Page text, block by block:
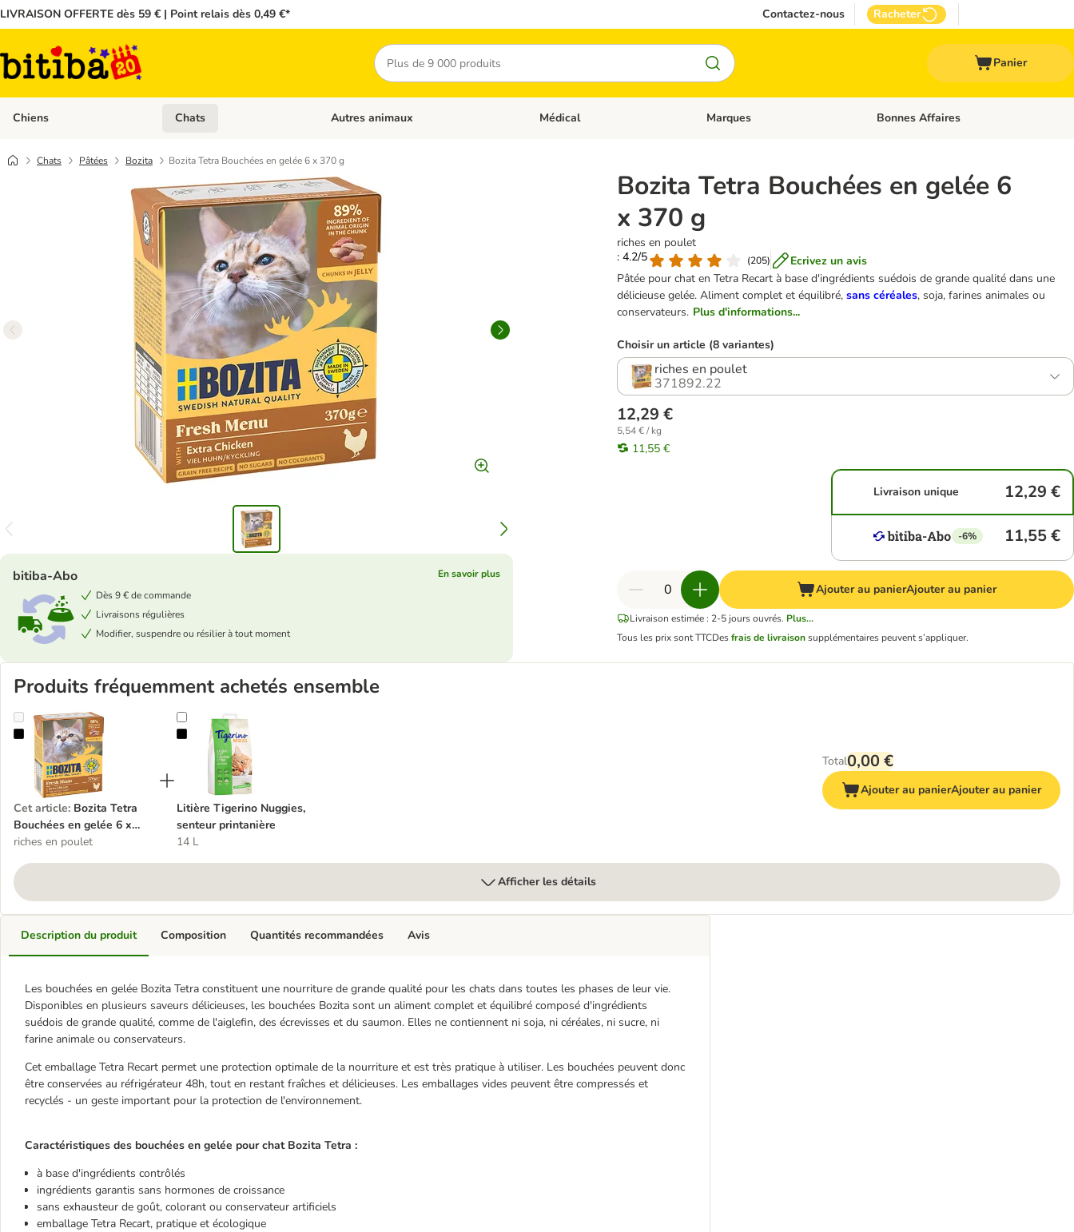
LIVRAISON OFFERTE dès 59 € | Point relais dès 0,49 €* Contactez-nous Racheter
Rechercher
Panier
Chiens Dérouler les catégories: Chiens
Chats Dérouler les catégories: Chats
Autres animaux Dérouler les catégories: Autres animaux
Médical Dérouler les catégories: Médical
Marques Dérouler les catégories: Marques
Bonnes Affaires
Chats Pâtées Bozita Bozita Tetra Bouchées en gelée 6 x 370 g
Bozita Tetra Bouchées en gelée 6
x 370 g
riches en poulet
: 4.2/5
(205)
Ecrivez un avis
Pâtée pour chat en Tetra Recart à base d'ingrédients suédois de grande qualité dans une
délicieuse gelée. Aliment complet et équilibré,sans céréales, soja, farines animales ou
conservateurs. Plus d'informations...
bitiba-Abo
En savoir plus
Dès 9 € de commande
Livraisons régulières
Modifier, suspendre ou résilier à tout moment
Choisir un article (8 variantes)
riches en poulet
371892.22
12,29 €
5,54 € / kg
11,55 €
Livraison unique 12,29 €
-6% 11,55 €
Ajouter au panierAjouter au panier
Livraison estimée : 2-5 jours ouvrés. Plus...
Tous les prix sont TTCDesfrais de livraisonsupplémentaires peuvent s’appliquer.
Produits fréquemment achetés ensemble
Bozita Tetra Bouchées en gelée 6 x 370 g
Cet article: Bozita Tetra
Bouchées en gelée 6 x
370 g
riches en poulet
Litière Tigerino Nuggies, senteur printanière
Litière Tigerino Nuggies,
senteur printanière
14 L
Total0,00 €
Ajouter au panierAjouter au panier
Afficher les détails
Description du produit
Les bouchées en gelée Bozita Tetra constituent une nourriture de grande qualité pour les chats dans toutes les phases de leur vie.
Disponibles en plusieurs saveurs délicieuses, les bouchées Bozita sont un aliment complet et équilibré composé d'ingrédients
suédois de grande qualité, comme de l'aiglefin, des écrevisses et du saumon. Elles ne contiennent ni soja, ni céréales, ni sucre, ni
farine animale ou conservateurs.
Cet emballage Tetra Recart permet une protection optimale de la nourriture et est très pratique à utiliser. Les bouchées peuvent donc
être conservées au réfrigérateur 48h, tout en restant fraîches et délicieuses. Les emballages vides peuvent être compressés et
recyclés - un geste important pour la protection de l'environnement.
Caractéristiques des bouchées en gelée pour chat Bozita Tetra :
à base d'ingrédients contrôlés
ingrédients garantis sans hormones de croissance
sans exhausteur de goût, colorant ou conservateur artificiels
emballage Tetra Recart, pratique et écologique
Composition Quantités recommandées Avis